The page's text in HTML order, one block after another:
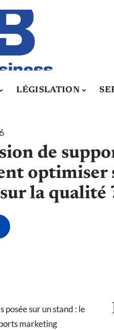
LÉGISLATION
de
optimiser
la qualité
sur un stand : le
marketing